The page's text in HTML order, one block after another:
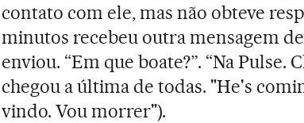
contato com ele, mas não obteve
minutos recebeu outra mensagem
enviou. “Em que boate?”. “Na Pulse.
chegou a última de todas. "He's
vindo. Vou morrer").